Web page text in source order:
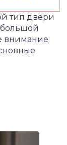
тип двери
внимание